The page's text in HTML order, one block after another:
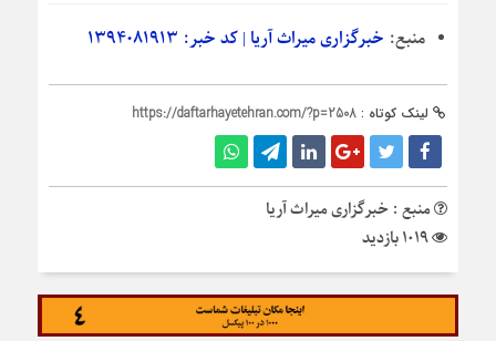
منبع: خبرگزاری میراث‌ آریا | کد خبر: ۱۳۹۴۰۸۱۹۱۳
لینک کوتاه : https://daftarhayetehran.com/?p=2508
منبع : خبرگزاری میراث‌ آریا